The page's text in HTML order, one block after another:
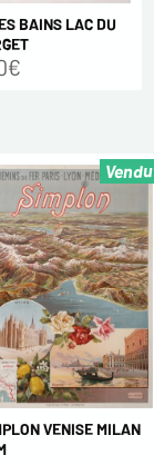
BAINS LAC DU
VENISE MILAN
Vendu